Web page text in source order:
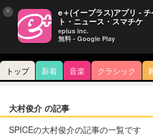
トップ 新着 音楽 クラシック
大村俊介 の記事
SPICEの大村俊介の記事の一覧です
× e＋(イープラス)アプリ - チ
ト・ニュース・スマチケ
eplus inc.
無料 - Google Play